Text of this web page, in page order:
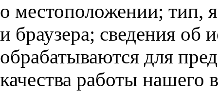
о местоположении; тип,
и браузера; сведения об
обрабатываются для
качества работы нашего